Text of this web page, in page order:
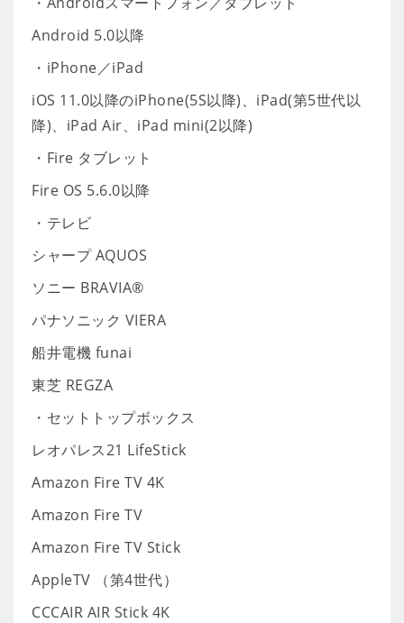
Android 5.0以降
・iPhone／iPad
iOS 11.0以降のiPhone(5S以降)、iPad(第5世代以
降)、iPad Air、iPad mini(2以降)
・Fire タブレット
Fire OS 5.6.0以降
・テレビ
シャープ AQUOS
ソニー BRAVIA®
パナソニック VIERA
船井電機 funai
東芝 REGZA
・セットトップボックス
レオパレス21 LifeStick
Amazon Fire TV 4K
Amazon Fire TV
Amazon Fire TV Stick
AppleTV （第4世代）
CCCAIR AIR Stick 4K